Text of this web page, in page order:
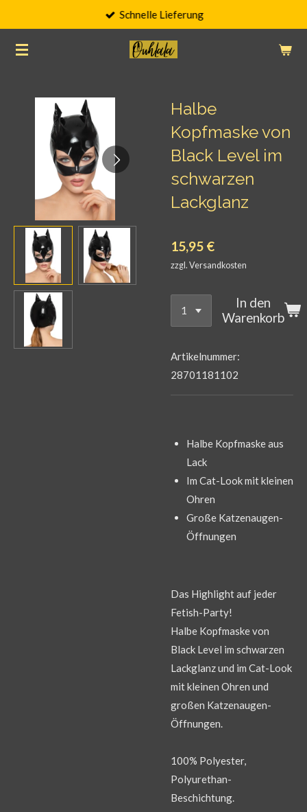
springen
Schnelle Lieferung
Halbe
Kopfmaske von
Black Level im
schwarzen
Lackglanz
15,95 €
zzgl. Versandkosten
In den
Warenkorb
Artikelnummer:
28701181102
Halbe Kopfmaske aus
Lack
Im Cat-Look mit kleinen
Ohren
Große Katzenaugen-
Öffnungen
Das Highlight auf jeder
Fetish-Party!
Halbe Kopfmaske von
Black Level im schwarzen
Lackglanz und im Cat-Look
mit kleinen Ohren und
großen Katzenaugen-
Öffnungen.
100% Polyester,
Polyurethan-
Beschichtung.